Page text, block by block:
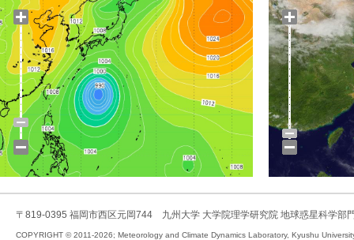
〒819-0395 福岡市西区元岡744 九州大学 大学院理学研究院 地球惑星科学部
COPYRIGHT © 2011-2026; Meteorology and Climate Dynamics Laboratory, Kyushu